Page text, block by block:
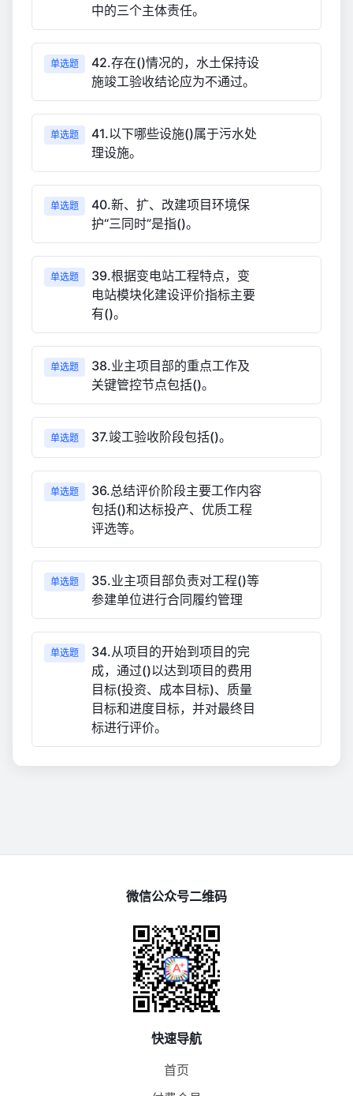
中的三个主体责任。
单选题
42.存在()情况的，水土保持设
施竣工验收结论应为不通过。
单选题
41.以下哪些设施()属于污水处
理设施。
单选题
40.新、扩、改建项目环境保
护“三同时”是指()。
单选题
39.根据变电站工程特点，变
电站模块化建设评价指标主要
有()。
单选题
38.业主项目部的重点工作及
关键管控节点包括()。
单选题 37.竣工验收阶段包括()。
单选题
36.总结评价阶段主要工作内容
包括()和达标投产、优质工程
评选等。
单选题
35.业主项目部负责对工程()等
参建单位进行合同履约管理
单选题
34.从项目的开始到项目的完
成，通过()以达到项目的费用
目标(投资、成本目标)、质量
目标和进度目标，并对最终目
标进行评价。
微信公众号二维码
快速导航
首页